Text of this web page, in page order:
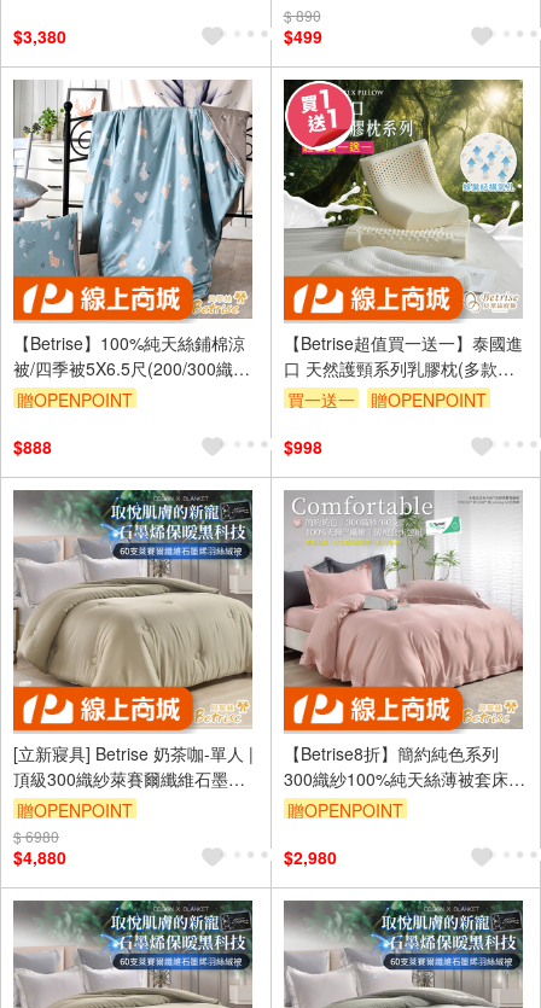
$3,380
訂單滿1999享9折
$ 890
$499
【Betrise】100%純天絲鋪棉涼
被/四季被5X6.5尺(200/300織紗
多款任選 均一價)
贈OPENPOINT
$888
【Betrise超值買一送一】泰國進
口 天然護頸系列乳膠枕(多款任
選) (贈天絲枕套乙對)
買一送一
贈OPENPOINT
$998
[立新寢具] Betrise 奶茶咖-單人 |
頂級300織紗萊賽爾纖維石墨烯
科技抗菌羽絲絨暖冬被(5x7尺)
贈OPENPOINT
訂單滿1999享9折
$ 6980
$4,880
【Betrise8折】簡約純色系列
300織紗100%純天絲薄被套床包
組(雙/加/特/特8X7)
贈OPENPOINT
$2,980